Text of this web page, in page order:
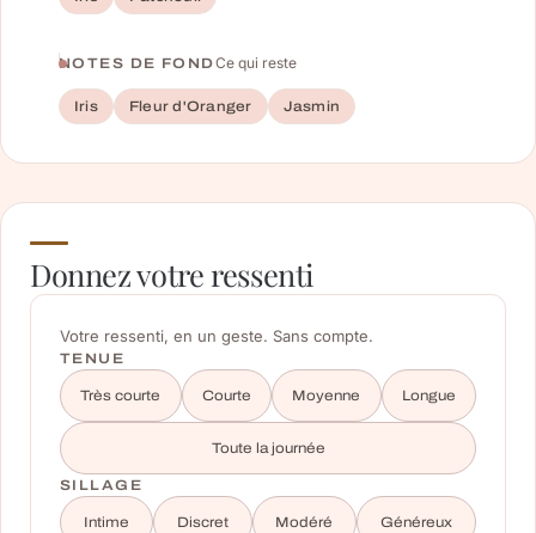
NOTES DE FONDCe qui reste
Iris Fleur d'Oranger Jasmin
Donnez votre ressenti
Votre ressenti, en un geste. Sans compte.
TENUE
Très courte Courte Moyenne Longue
Toute la journée
SILLAGE
Intime Discret Modéré Généreux